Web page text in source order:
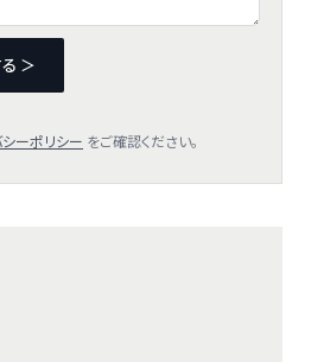
＞
シーポリシー をご確認ください。